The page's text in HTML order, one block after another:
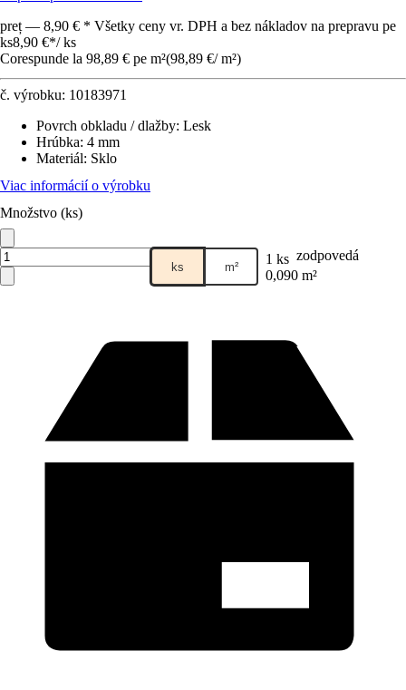
preț — 8,90 € * Všetky ceny vr. DPH a bez nákladov na prepravu pe
ks8,90 €*/ ks
Corespunde la 98,89 € pe m²(98,89 €/ m²)
č. výrobku: 10183971
Povrch obkladu / dlažby: Lesk
Hrúbka: 4 mm
Materiál: Sklo
Viac informácií o výrobku
Množstvo (ks)
ks m² 1 ks zodpovedá
0,090 m²